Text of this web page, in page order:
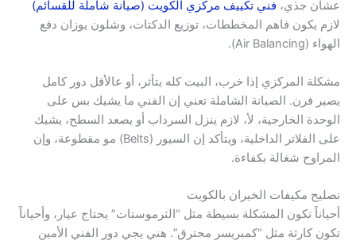
عشان جذي، فني تكييف مركزي الكويت (صيانة شاملة للقسائم)
لازم يكون فاهم المخططات، توزيع الدكتات، وشلون يوزان دفع
الهواء (Air Balancing).
مشكلة المركزي إذا خرب، البيت كله يتأثر، أو عالأقل دور كامل
يصير فرن. الصيانة الشاملة تعني إن الفني ما يشيك بس على
الوحدة الخارجية، لأ، لازم ينزل السرداب أو يصعد السطح، يشيك
على الفلاتر الداخلية، ويتأكد إن السيور (Belts) مو مقطوعة، وإن
المراوح شغالة بكفاءة.
تصليح مكيفات الخيران بالكويت
أحياناً تكون المشكلة بسيطة مثل “الثرموستات” يحتاج عيار، وأحياناً
تكون كارثة مثل “كمبريسر محترق”. هني يجي دور الفني الأمين